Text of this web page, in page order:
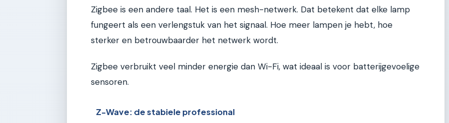
Zigbee is een andere taal. Het is een mesh-netwerk. Dat betekent dat elke lamp
fungeert als een verlengstuk van het signaal. Hoe meer lampen je hebt, hoe
sterker en betrouwbaarder het netwerk wordt.
Zigbee verbruikt veel minder energie dan Wi-Fi, wat ideaal is voor batterijgevoelige
sensoren.
Z-Wave: de stabiele professional